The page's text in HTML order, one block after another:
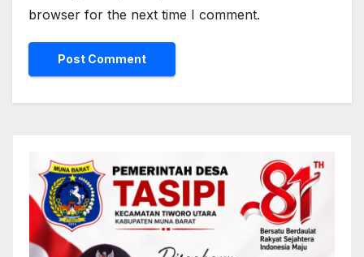
browser for the next time I comment.